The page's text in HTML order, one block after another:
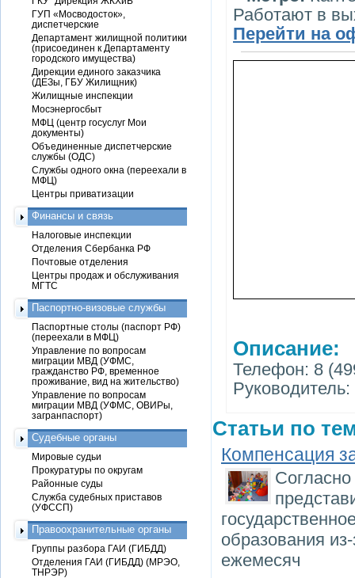
Работают в
Перейти на
Описание:
Телефон: 8
Статьи по
Компенсация
образования
ежемесяч
ГУП «Мосводосток»,
диспетчерские
Департамент жилищной политики
(присоединен к Департаменту
городского имущества)
Дирекции единого заказчика
(ДЕЗы, ГБУ Жилищник)
Жилищные инспекции
Мосэнергосбыт
МФЦ (центр госуслуг Мои
документы)
Объединенные диспетчерские
службы (ОДС)
Службы одного окна (переехали в
МФЦ)
Центры приватизации
Финансы и связь
Налоговые инспекции
Отделения Сбербанка РФ
Почтовые отделения
Центры продаж и обслуживания
МГТС
Паспортно-визовые службы
Паспортные столы (паспорт РФ)
(переехали в МФЦ)
Управление по вопросам
миграции МВД (УФМС,
гражданство РФ, временное
проживание, вид на жительство)
Управление по вопросам
миграции МВД (УФМС, ОВИРы,
загранпаспорт)
Судебные органы
Мировые судьи
Прокуратуры по округам
Районные суды
Служба судебных приставов
(УФССП)
Правоохранительные органы
Группы разбора ГАИ (ГИБДД)
Отделения ГАИ (ГИБДД) (МРЭО,
ТНРЭР)